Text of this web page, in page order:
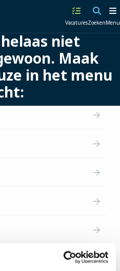
VacaturesZoekenMenu
niet
Maak
in het menu